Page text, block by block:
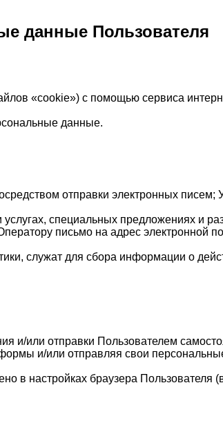
данные Пользователя
«cookie») с помощью сервиса
данные.
отправки электронных писем;
специальных предложениях и
письмо на адрес электронной
служат для сбора информации о
и/или отправки Пользователем
и/или отправляя свои
в настройках браузера Пользователя